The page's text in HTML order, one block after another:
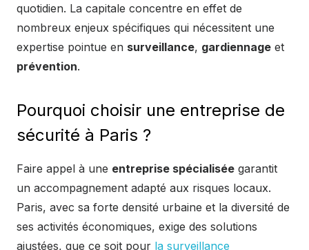
quotidien. La capitale concentre en effet de
nombreux enjeux spécifiques qui nécessitent une
expertise pointue en surveillance, gardiennage et
prévention.
Pourquoi choisir une entreprise de
sécurité à Paris ?
Faire appel à une entreprise spécialisée garantit
un accompagnement adapté aux risques locaux.
Paris, avec sa forte densité urbaine et la diversité de
ses activités économiques, exige des solutions
ajustées, que ce soit pour la surveillance